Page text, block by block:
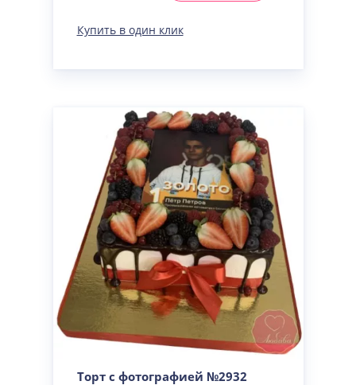
Купить в один клик
Торт с фотографией №2932